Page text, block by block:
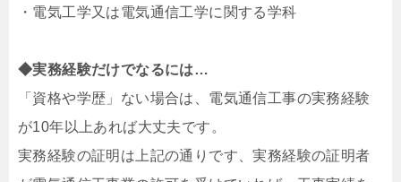
・電気工学又は電気通信工学に関する学科
◆実務経験だけでなるには…
「資格や学歴」ない場合は、電気通信工事の実務経験
が10年以上あれば大丈夫です。
実務経験の証明は上記の通りです、実務経験の証明者